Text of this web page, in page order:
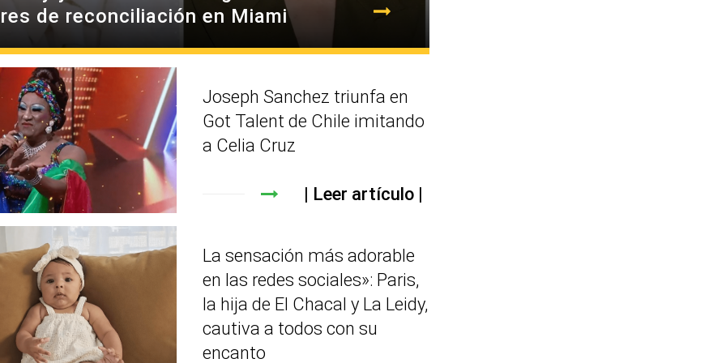
de reconciliación en Miami
Joseph Sanchez triunfa en
Got Talent de Chile imitando
a Celia Cruz
Leer artículo
La sensación más adorable
en las redes sociales»: Paris,
la hija de El Chacal y La Leidy,
cautiva a todos con su
encanto